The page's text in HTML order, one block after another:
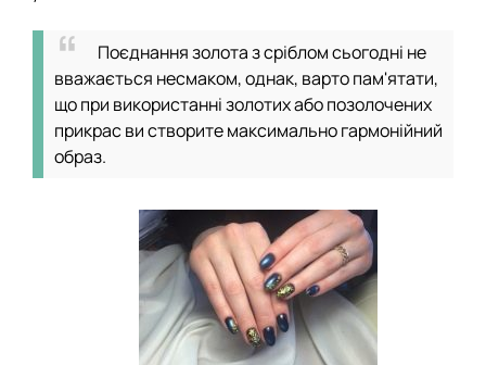
Поєднання золота з сріблом сьогодні не
вважається несмаком, однак, варто пам'ятати,
що при використанні золотих або позолочених
прикрас ви створите максимально гармонійний
образ.